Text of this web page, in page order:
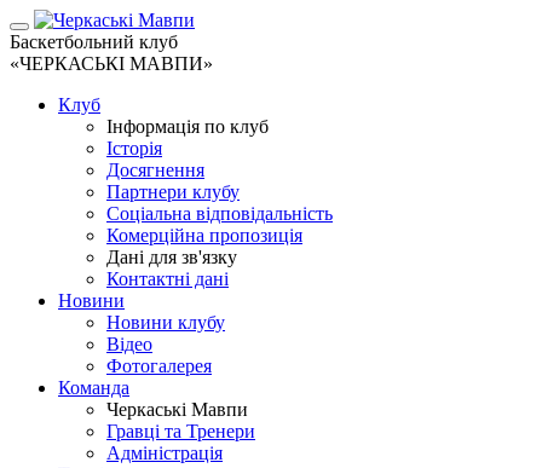
Баскетбольний клуб
«ЧЕРКАСЬКІ МАВПИ»
Клуб
Інформація по клуб
Історія
Досягнення
Партнери клубу
Соціальна відповідальність
Комерційна пропозиція
Дані для зв'язку
Контактні дані
Новини
Новини клубу
Відео
Фотогалерея
Команда
Черкаські Мавпи
Гравці та Тренери
Адміністрація